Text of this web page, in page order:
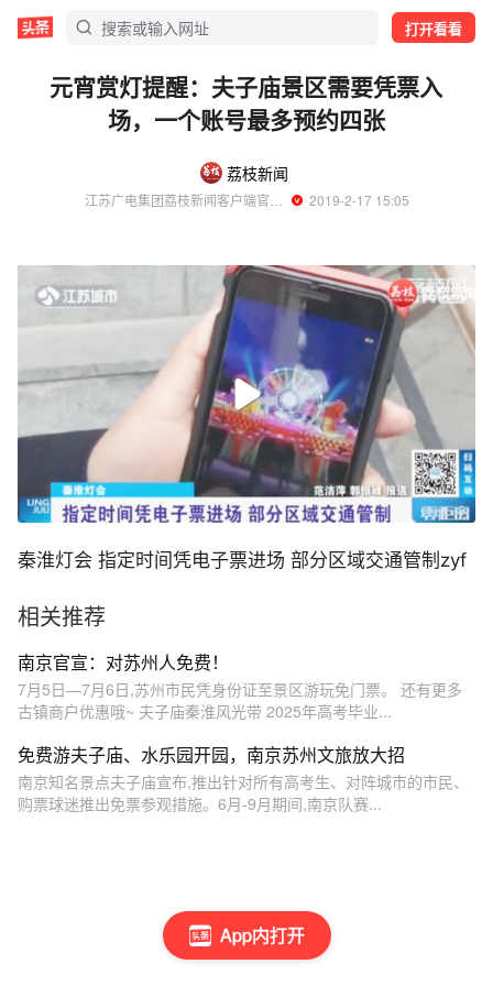
打开看看
App内打开
元宵赏灯提醒：夫子庙景区需要凭票入
场，一个账号最多预约四张
荔枝新闻
  2019-2-17 15:05
秦淮灯会 指定时间凭电子票进场 部分区域交通管制zyf
相关推荐
南京官宣：对苏州人免费！
7月5日—7月6日,苏州市民凭身份证至景区游玩免门票。 还有更多
古镇商户优惠哦~ 夫子庙秦淮风光带 2025年高考毕业...
免费游夫子庙、水乐园开园，南京苏州文旅放大招
南京知名景点夫子庙宣布,推出针对所有高考生、对阵城市的市民、
购票球迷推出免票参观措施。6月-9月期间,南京队赛...